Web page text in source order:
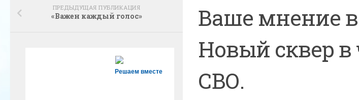
Ваше мнение
Новый сквер в
СВО.
ПРЕДЫДУЩАЯ ПУБЛИКАЦИЯ
«Важен каждый голос»
Решаем вместе